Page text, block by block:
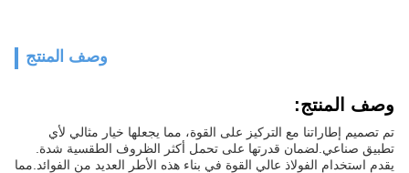
وصف المنتج
وصف المنتج:
تم تصميم إطاراتنا مع التركيز على القوة، مما يجعلها خيار مثالي لأي
تطبيق صناعي.لضمان قدرتها على تحمل أكثر الظروف الطقسية شدة.
يقدم استخدام الفولاذ عالي القوة في بناء هذه الأطر العديد من الفوائد.مما